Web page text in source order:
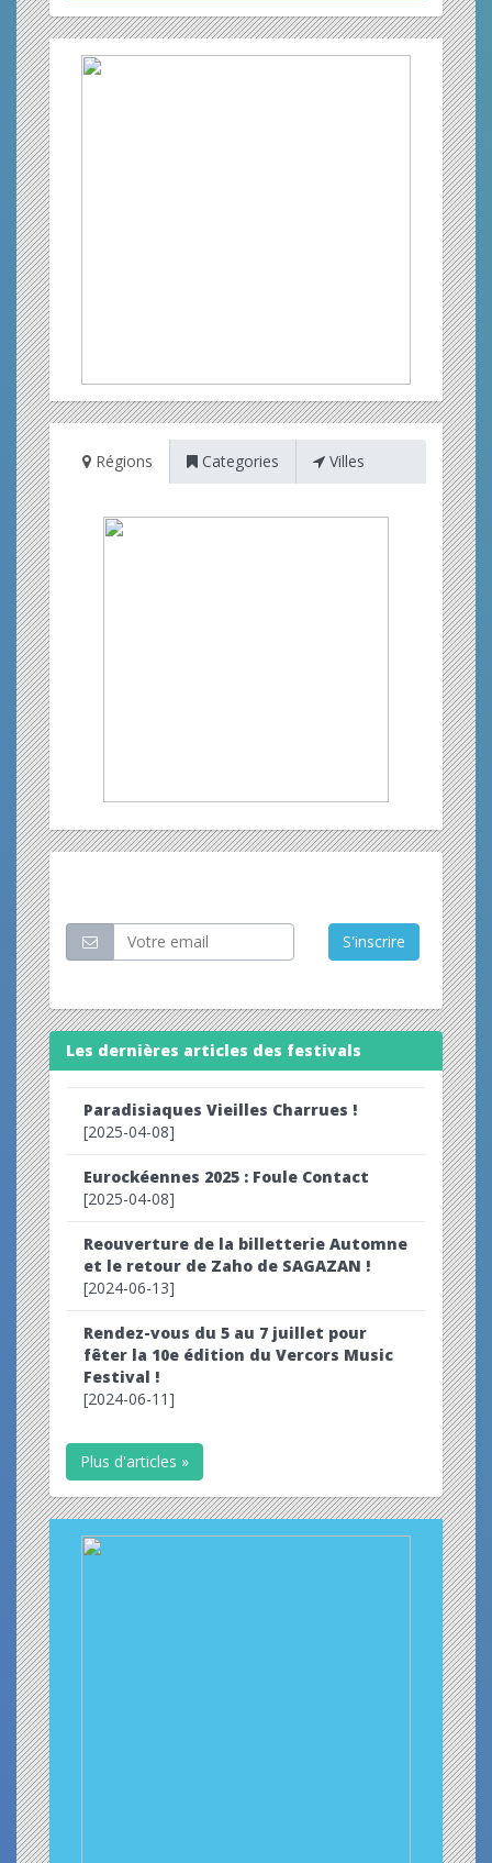
Régions Categories Villes
S'inscrire
Les dernières articles des festivals
Paradisiaques Vieilles Charrues !
[2025-04-08]
Eurockéennes 2025 : Foule Contact
[2025-04-08]
Reouverture de la billetterie Automne
et le retour de Zaho de SAGAZAN !
[2024-06-13]
Rendez-vous du 5 au 7 juillet pour
fêter la 10e édition du Vercors Music
Festival !
[2024-06-11]
Plus d'articles »